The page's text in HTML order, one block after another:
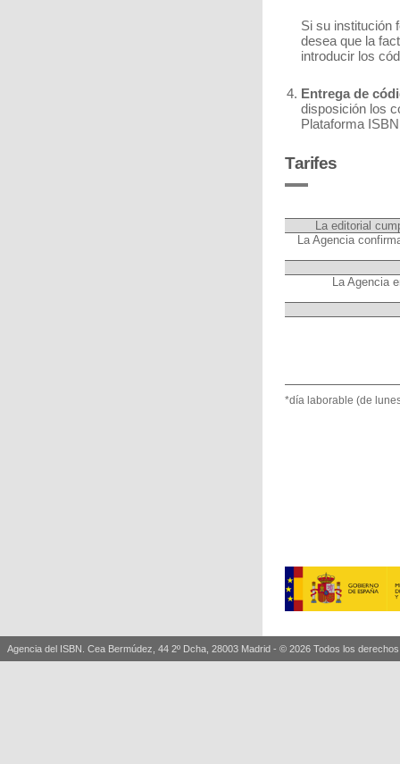
Si su institución
desea que la
introducir los
Entrega de
disposición los
Plataforma
Tarifes
La editorial
La Agencia
La Agencia
*día laborable (de
Agencia del ISBN. Cea Bermúdez, 44 2º Dcha, 28003 Madrid - © 2026 Todos los